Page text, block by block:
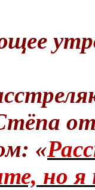
«
но я